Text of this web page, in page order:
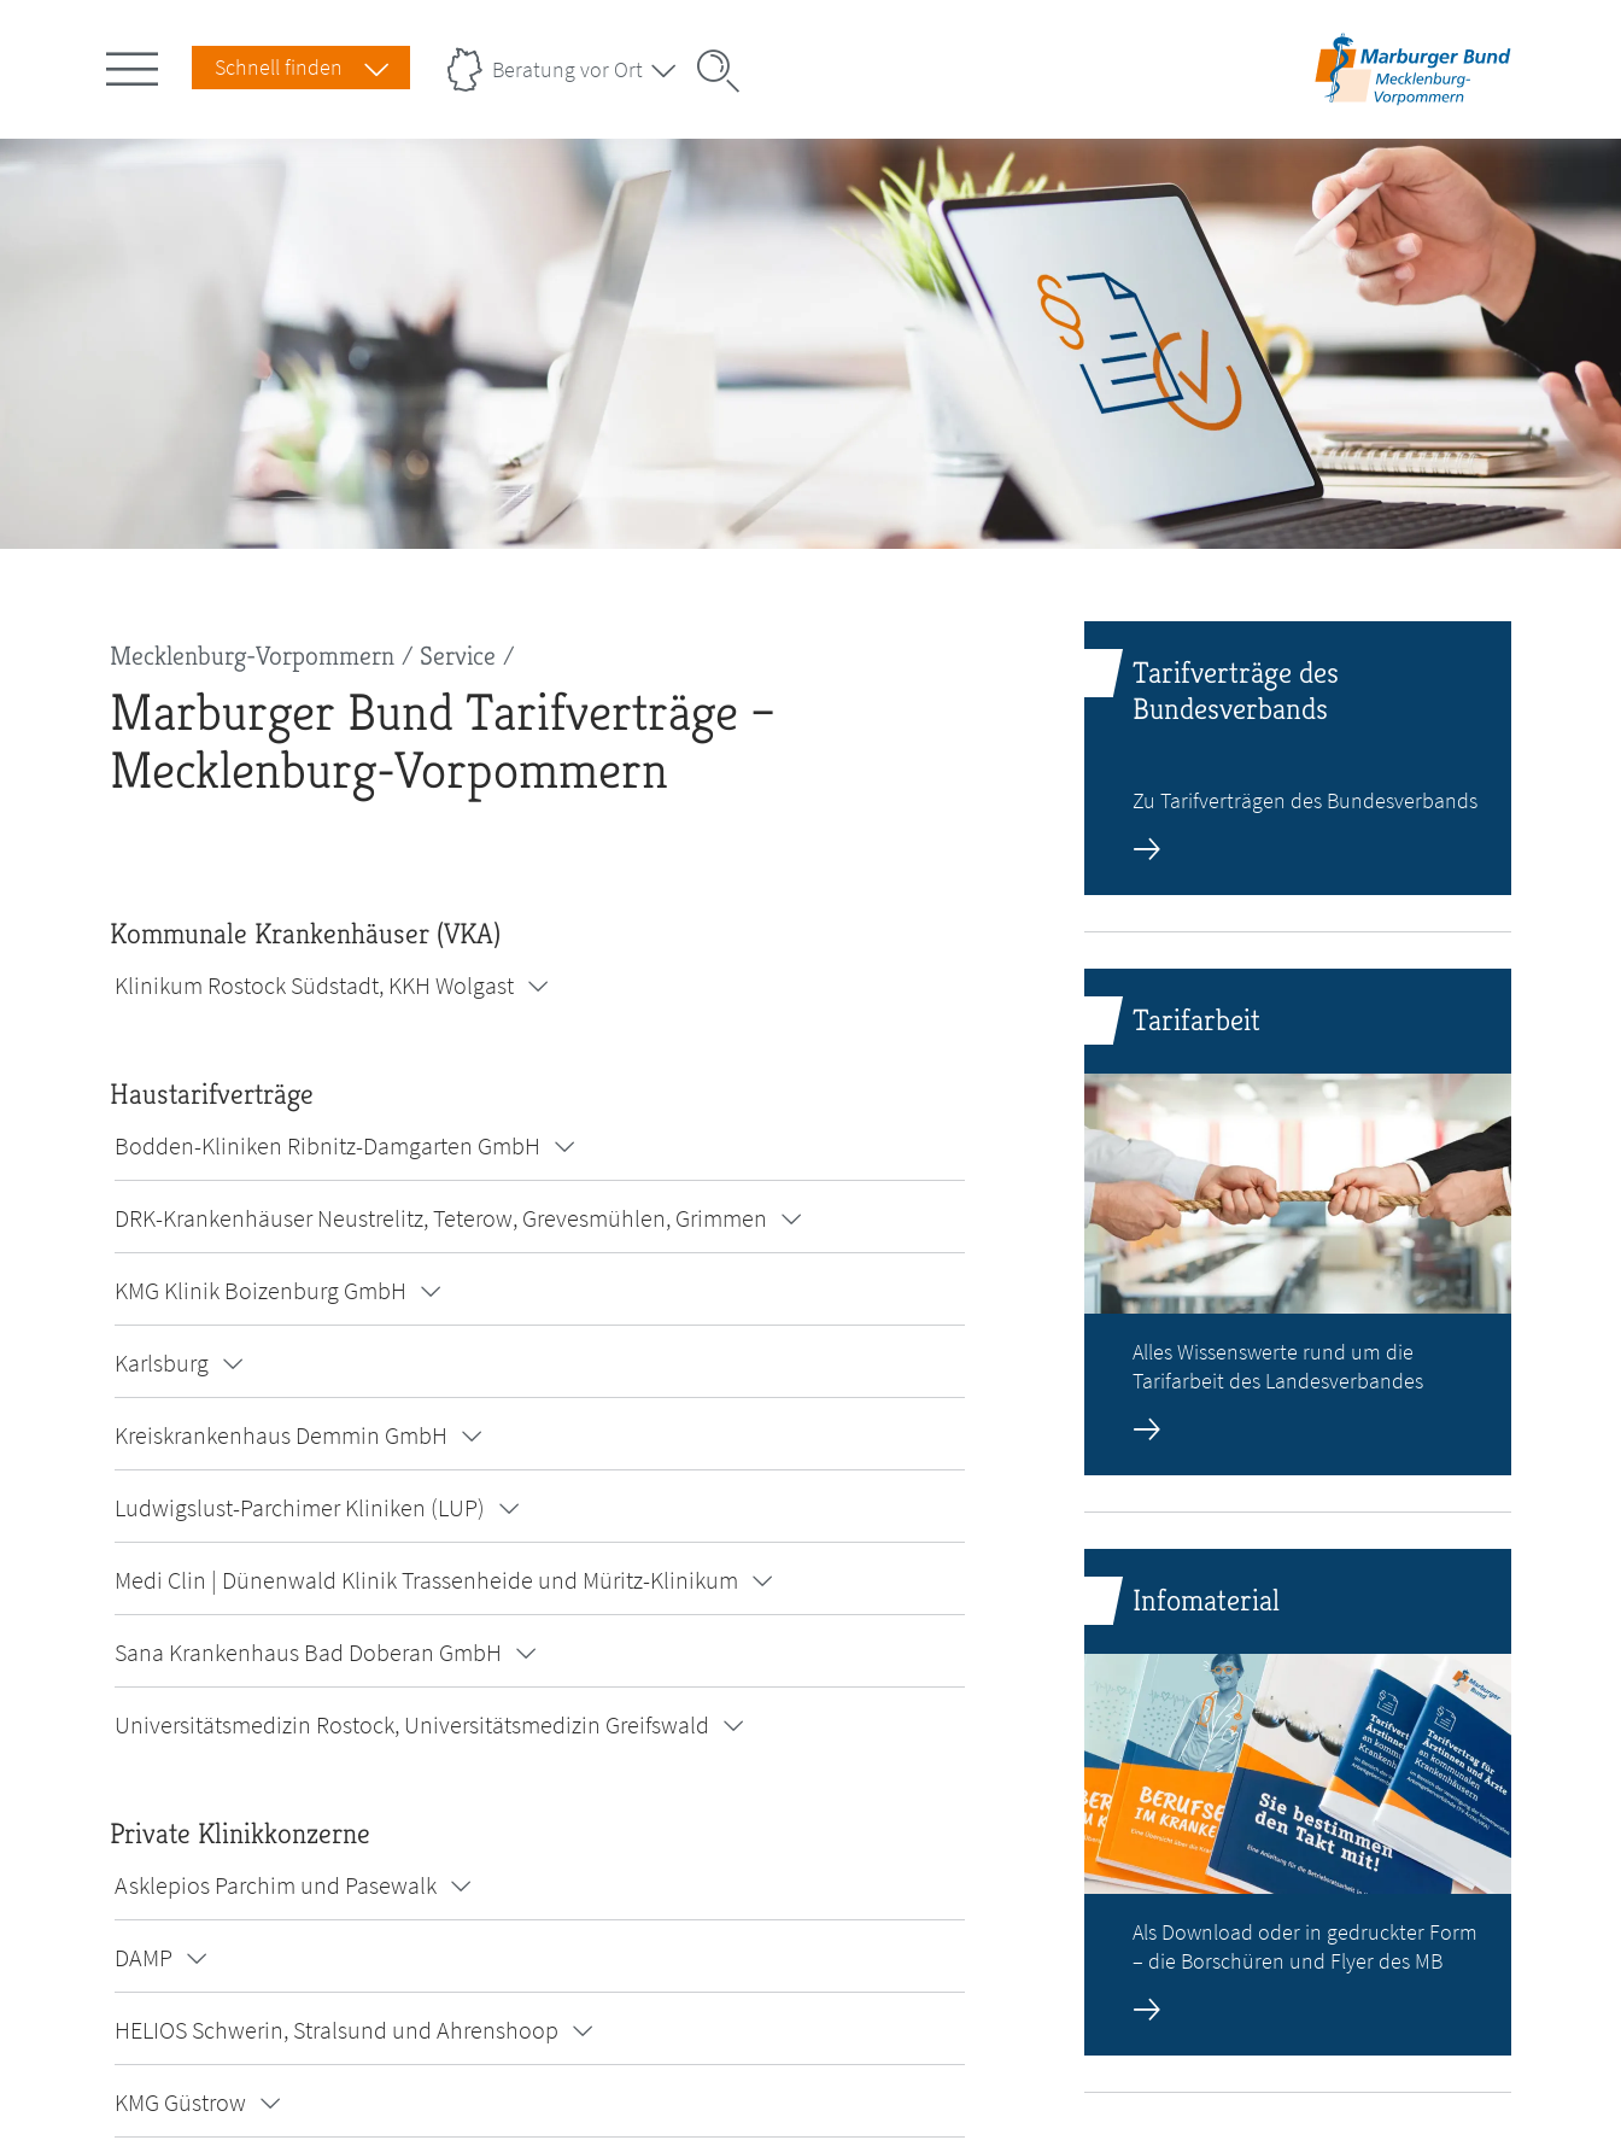
Schnell finden Beratung vor Ort
Pfadnavigation
Mecklenburg-Vorpommern Service
Marburger Bund Tarifverträge –
Mecklenburg-Vorpommern
Kommunale Krankenhäuser (VKA)
Klinikum Rostock Südstadt, KKH Wolgast
Haustarifverträge
Bodden-Kliniken Ribnitz-Damgarten GmbH
DRK-Krankenhäuser Neustrelitz, Teterow, Grevesmühlen, Grimmen
KMG Klinik Boizenburg GmbH
Karlsburg
Kreiskrankenhaus Demmin GmbH
Ludwigslust-Parchimer Kliniken (LUP)
Medi Clin | Dünenwald Klinik Trassenheide und Müritz-Klinikum
Sana Krankenhaus Bad Doberan GmbH
Universitätsmedizin Rostock, Universitätsmedizin Greifswald
Private Klinikkonzerne
Asklepios Parchim und Pasewalk
DAMP
HELIOS Schwerin, Stralsund und Ahrenshoop
KMG Güstrow
Tarifverträge des
Bundesverbands
Zu Tarifverträgen des Bundesverbands
Tarifarbeit
Alles Wissenswerte rund um die
Tarifarbeit des Landesverbandes
Infomaterial
Als Download oder in gedruckter Form
– die Borschüren und Flyer des MB